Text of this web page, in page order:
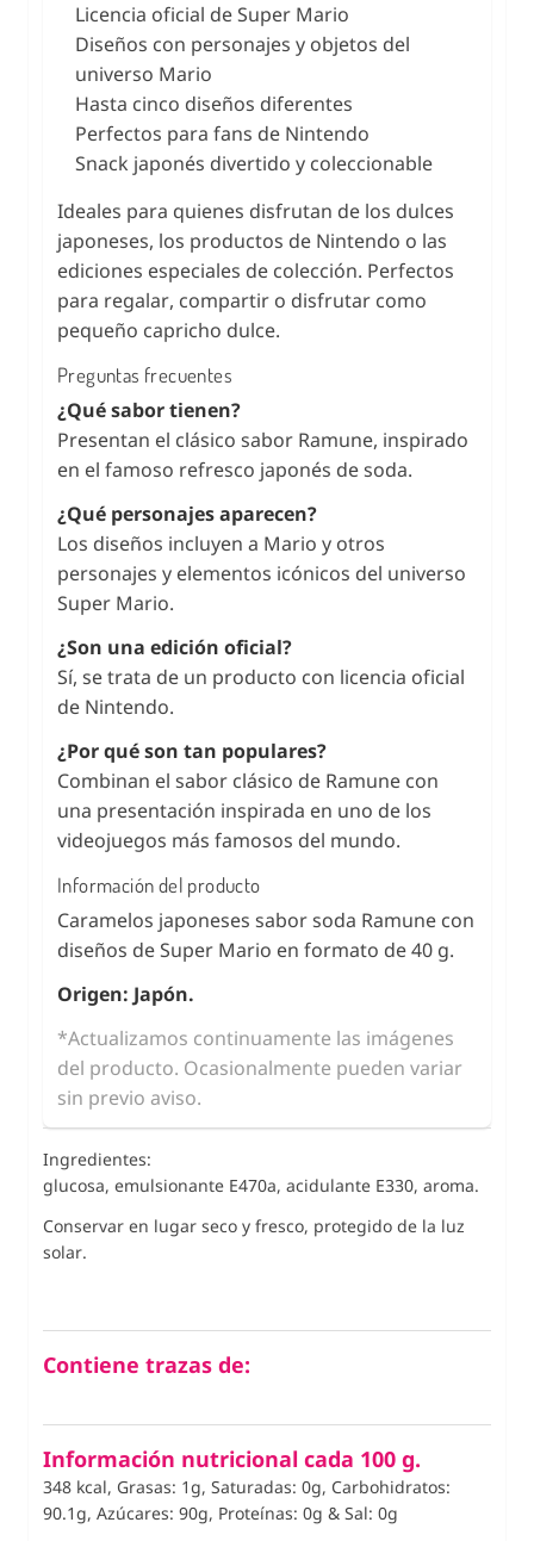
Licencia oficial de Super Mario
Diseños con personajes y objetos del
universo Mario
Hasta cinco diseños diferentes
Perfectos para fans de Nintendo
Snack japonés divertido y coleccionable
Ideales para quienes disfrutan de los dulces
japoneses, los productos de Nintendo o las
ediciones especiales de colección. Perfectos
para regalar, compartir o disfrutar como
pequeño capricho dulce.
Preguntas frecuentes
¿Qué sabor tienen?
Presentan el clásico sabor Ramune, inspirado
en el famoso refresco japonés de soda.
¿Qué personajes aparecen?
Los diseños incluyen a Mario y otros
personajes y elementos icónicos del universo
Super Mario.
¿Son una edición oficial?
Sí, se trata de un producto con licencia oficial
de Nintendo.
¿Por qué son tan populares?
Combinan el sabor clásico de Ramune con
una presentación inspirada en uno de los
videojuegos más famosos del mundo.
Información del producto
Caramelos japoneses sabor soda Ramune con
diseños de Super Mario en formato de 40 g.
Origen: Japón.
*Actualizamos continuamente las imágenes
del producto. Ocasionalmente pueden variar
sin previo aviso.
Ingredientes:
glucosa, emulsionante E470a, acidulante E330, aroma.
Conservar en lugar seco y fresco, protegido de la luz
solar.
Contiene trazas de:
Información nutricional cada 100 g.
348 kcal, Grasas: 1g, Saturadas: 0g, Carbohidratos:
90.1g, Azúcares: 90g, Proteínas: 0g & Sal: 0g